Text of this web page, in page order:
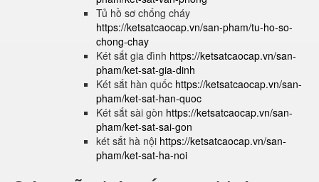
Tủ hồ sơ chống cháy
https://ketsatcaocap.vn/san-pham/tu-ho-so-
chong-chay
Két sắt gia đình https://ketsatcaocap.vn/san-
pham/ket-sat-gia-dinh
Két sắt hàn quốc https://ketsatcaocap.vn/san-
pham/ket-sat-han-quoc
Két sắt sài gòn https://ketsatcaocap.vn/san-
pham/ket-sat-sai-gon
két sắt hà nội https://ketsatcaocap.vn/san-
pham/ket-sat-ha-noi